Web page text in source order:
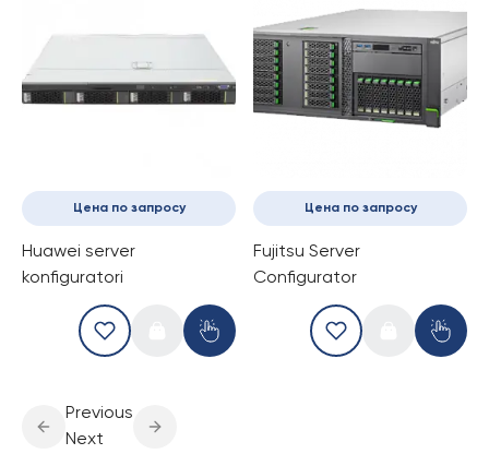
Цена по запросу
Huawei server
konfiguratori
Цена по запросу
Fujitsu Server
Configurator
Previous
Next